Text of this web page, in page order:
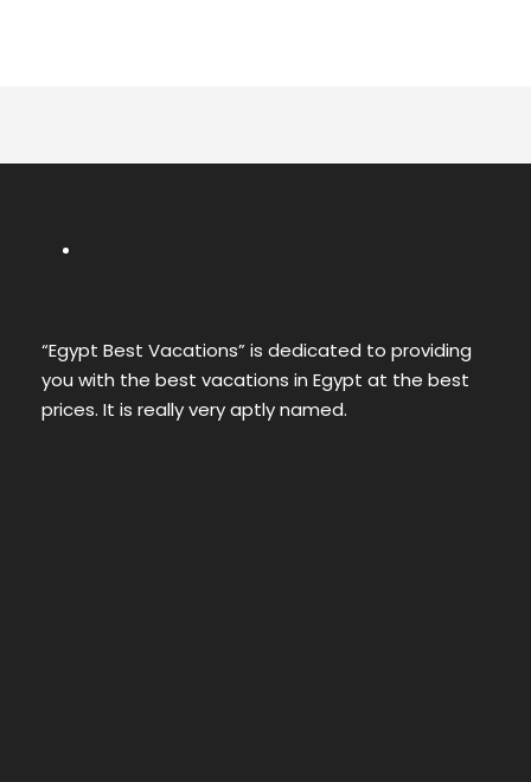
“Egypt Best Vacations” is dedicated to providing
you with the best vacations in Egypt at the best
prices. It is really very aptly named.